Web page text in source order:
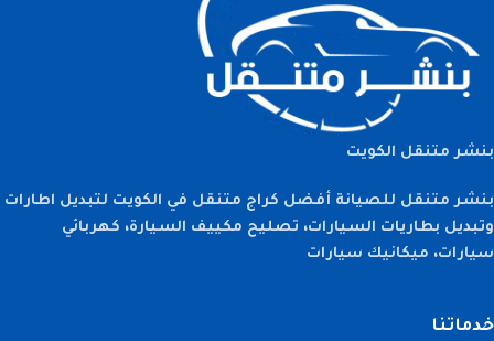
بنشر متنقل الكويت
بنشر متنقل للصيانة أفضل كراج متنقل في الكويت لتبديل اطارات
وتبديل بطاريات السيارات، تصليح مكييف السيارة، كهربائي
سيارات، ميكانيك سيارات
خدماتنا